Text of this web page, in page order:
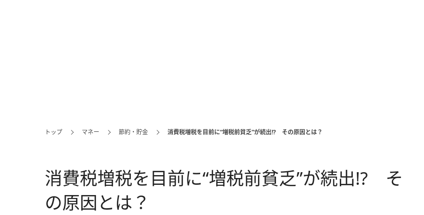
トップ マネー 節約・貯金 消費税増税を目前に“増税前貧乏”が続出!? その原因とは？
消費税増税を目前に“増税前貧乏”が続出!? そ
の原因とは？